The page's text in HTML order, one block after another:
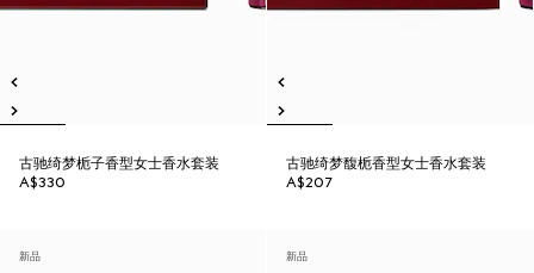
古驰绮梦栀子香型女士香水套装
A$330
古驰绮梦馥栀香型女士香水套装
A$207
新品 新品